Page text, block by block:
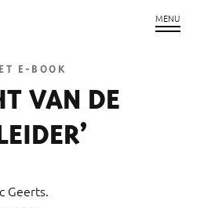
E-BOOK
VAN DE
Geerts.